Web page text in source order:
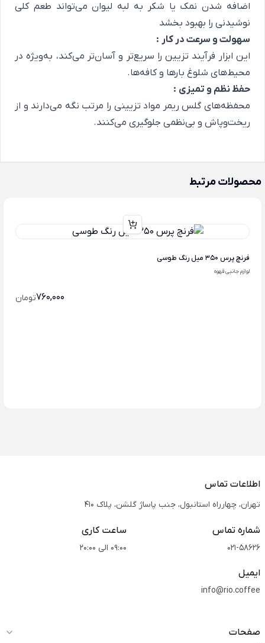
اضافه شدن نمک یا شکر به لبه لیوان می‌تواند طعم کلی
نوشیدنی را بهبود بخشد
سهولت و سرعت در کار :
این ابزار فرآیند تزیین را سریع‌تر و آسان‌تر می‌کند، به‌ویژه در
محیط‌های شلوغ بارها و کافه‌ها.
حفظ نظم و تمیزی :
محفظه‌های گلس ریمر مواد تزیینی را مرتب نگه می‌دارند و از
ریخت‌وپاش و بی‌نظمی جلوگیری می‌کنند.
محصولات مرتبط
فرنچ پرس 350 میل رنگ طوسی
لوازم جانبی قهوه
760,000تومان
اطلاعات تماس
تهران، چهارراه استانبول، جنب پاساژ گلشن، پلاک 410
شماره تماس
021-58626
ساعت کاری
09:00 الی 20:00
ایمیل
info@rio.coffee
صفحات